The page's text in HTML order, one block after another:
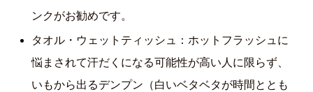
ンクがお勧めです。
タオル・ウェットティッシュ：ホットフラッシュに
悩まされて汗だくになる可能性が高い人に限らず、
いもから出るデンプン（白いベタベタが時間ととも